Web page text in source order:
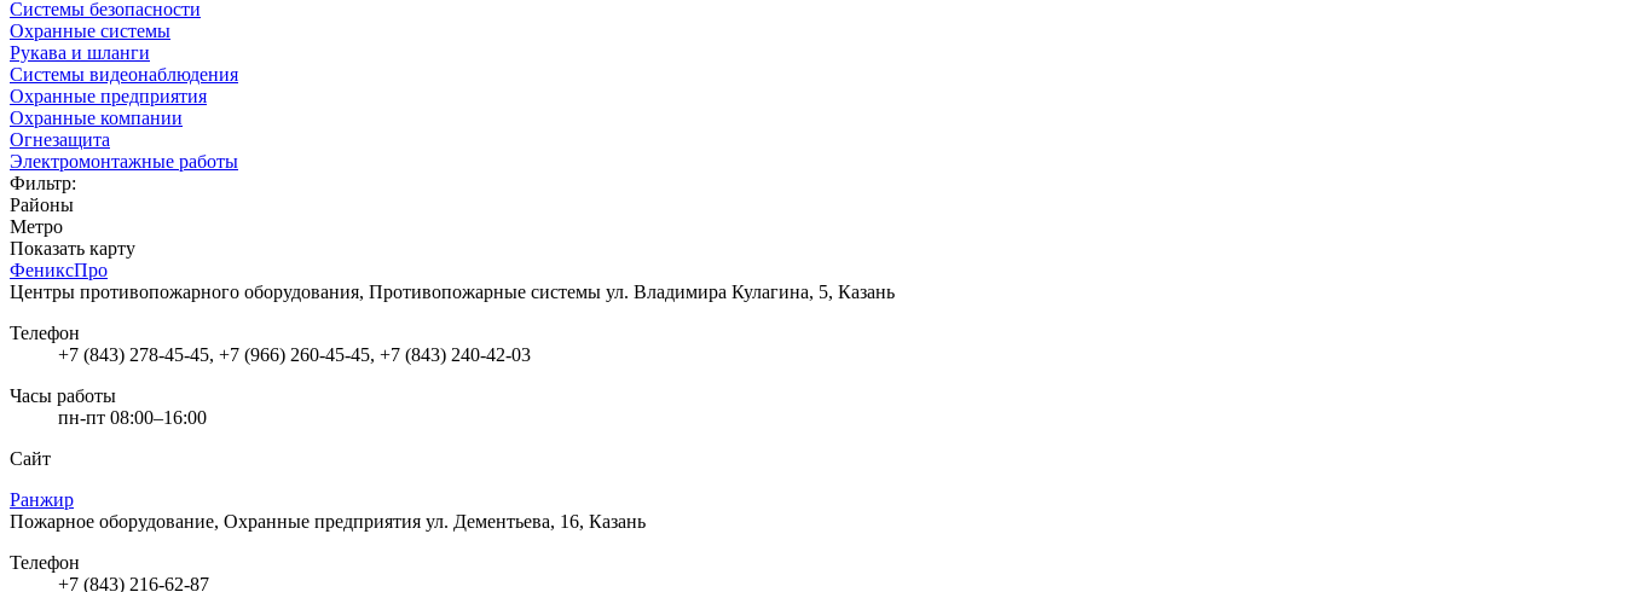
Системы безопасности
Охранные системы
Рукава и шланги
Системы видеонаблюдения
Охранные предприятия
Охранные компании
Огнезащита
Электромонтажные работы
Фильтр:
Районы
Метро
Показать карту
ФениксПро
Центры противопожарного оборудования, Противопожарные системы ул. Владимира Кулагина, 5, Казань
Телефон
+7 (843) 278-45-45, +7 (966) 260-45-45, +7 (843) 240-42-03
Часы работы
пн-пт 08:00–16:00
Сайт
Ранжир
Пожарное оборудование, Охранные предприятия ул. Дементьева, 16, Казань
Телефон
+7 (843) 216-62-87